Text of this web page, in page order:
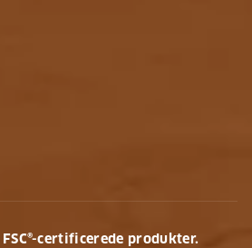
certificerede produkter.